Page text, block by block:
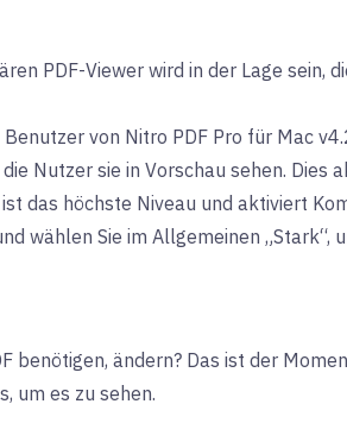
PDF-Viewer wird in der Lage sein,
von Nitro PDF Pro für Mac
Nutzer sie in Vorschau sehen. Dies
das höchste Niveau und aktiviert
wählen Sie im Allgemeinen „Stark“,
benötigen, ändern? Das ist der
um es zu sehen.